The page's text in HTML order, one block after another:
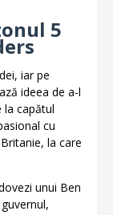
5
iar pe
ideea de a-l
la capătul
cu
la care
unui Ben